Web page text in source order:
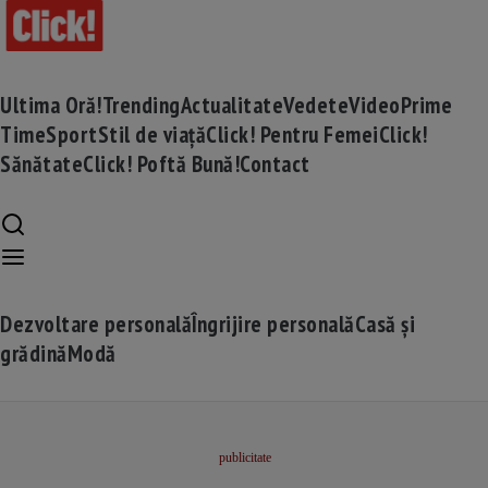
Ultima Oră!TrendingActualitateVedeteVideoPrime
TimeSportStil de viațăClick! Pentru FemeiClick!
SănătateClick! Poftă Bună!Contact
Dezvoltare personalăÎngrijire personalăCasă și
grădinăModă